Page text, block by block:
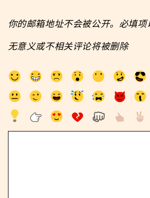
你的邮箱地址不会被公开。必填项
无意义或不相关评论将被删除